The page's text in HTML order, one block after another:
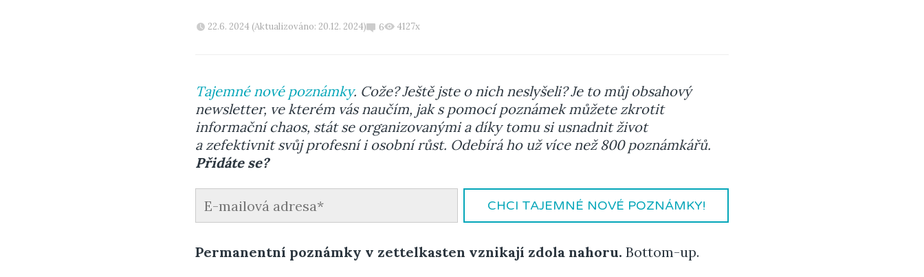
22.6. 2024 (Aktualizováno: 20.12. 2024) 6 4127x
Tajemné nové poznámky. Cože? Ještě jste o nich neslyšeli? Je to můj obsahový
newsletter, ve kterém vás naučím, jak s pomocí poznámek můžete zkrotit
informační chaos, stát se organizovanými a díky tomu si usnadnit život
a zefektivnit svůj profesní i osobní růst. Odebírá ho už více než 800 poznámkářů.
Přidáte se?
CHCI TAJEMNÉ NOVÉ POZNÁMKY!
Permanentní poznámky v zettelkasten vznikají zdola nahoru. Bottom-up.